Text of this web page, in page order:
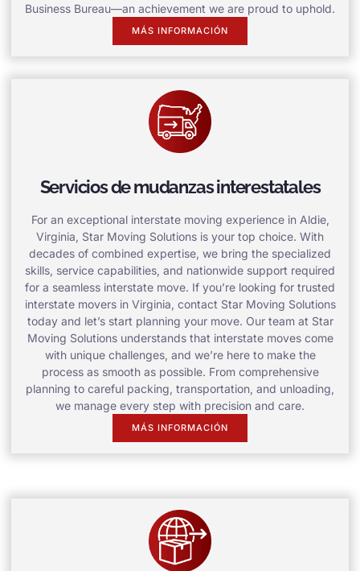
Business Bureau—an achievement we are proud to uphold.
MÁS INFORMACIÓN
Servicios de mudanzas interestatales
For an exceptional interstate moving experience in Aldie,
Virginia, Star Moving Solutions is your top choice. With
decades of combined expertise, we bring the specialized
skills, service capabilities, and nationwide support required
for a seamless interstate move. If you’re looking for trusted
interstate movers in Virginia, contact Star Moving Solutions
today and let’s start planning your move. Our team at Star
Moving Solutions understands that interstate moves come
with unique challenges, and we’re here to make the
process as smooth as possible. From comprehensive
planning to careful packing, transportation, and unloading,
we manage every step with precision and care.
MÁS INFORMACIÓN